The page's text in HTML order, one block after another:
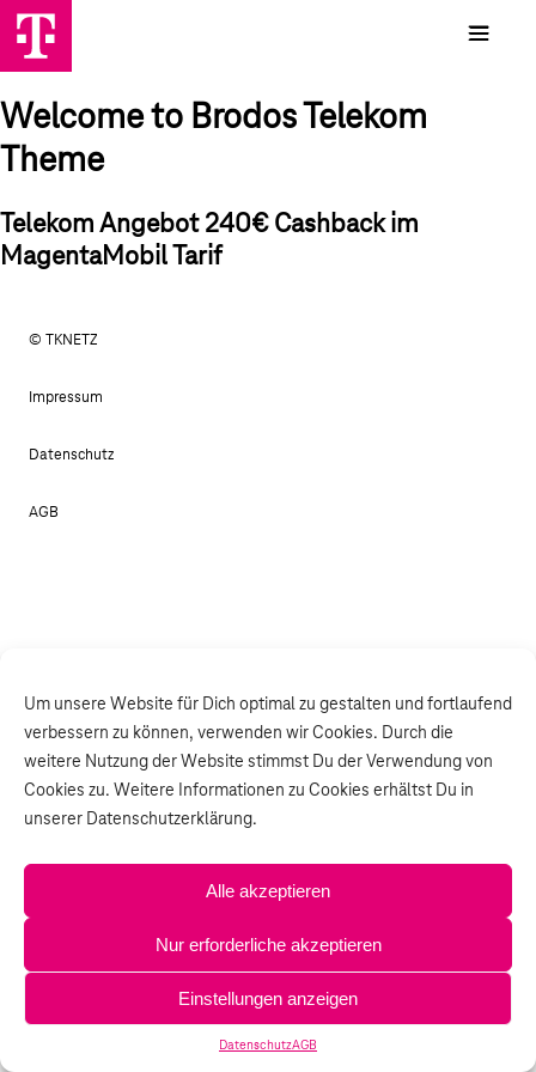
Um unsere Website für Dich optimal zu gestalten und fortlaufend
verbessern zu können, verwenden wir Cookies. Durch die
weitere Nutzung der Website stimmst Du der Verwendung von
Cookies zu. Weitere Informationen zu Cookies erhältst Du in
unserer Datenschutzerklärung.
Alle akzeptieren
Nur erforderliche akzeptieren
Einstellungen anzeigen
DatenschutzAGB
Welcome to Brodos Telekom
Theme
Telekom Angebot 240€ Cashback im
MagentaMobil Tarif
© TKNETZ
Impressum
Datenschutz
AGB